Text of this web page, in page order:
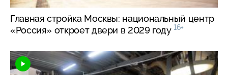
Главная стройка Москвы: национальный центр
«Россия» откроет двери в 2029 году 16+